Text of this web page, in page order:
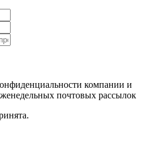
компании и
почтовых рассылок